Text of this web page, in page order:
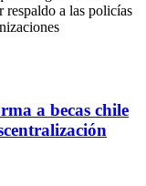
respaldo a las policías
a becas chile